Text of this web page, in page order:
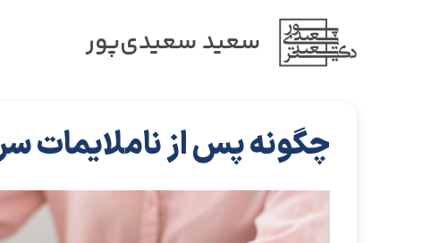
سعید سعیدی‌پور
چگونه پس از ناملایمات